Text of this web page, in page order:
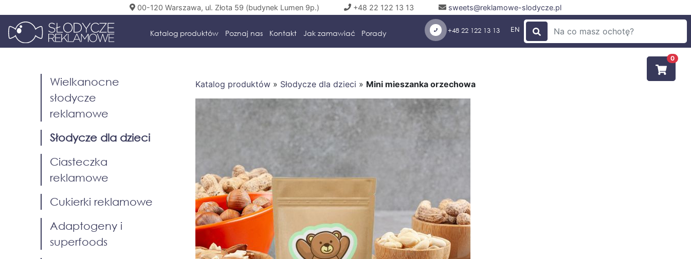
00-120 Warszawa, ul. Złota 59 (budynek Lumen 9p.) +48 22 122 13 13 sweets@reklamowe-slodycze.pl
Katalog produktów Poznaj nas Kontakt Jak zamawiać Porady +48 22 122 13 13 EN
Wielkanocne
słodycze
reklamowe
Słodycze dla dzieci
Ciasteczka
reklamowe
Cukierki reklamowe
Adaptogeny i
superfoods
Katalog produktów » Słodycze dla dzieci » Mini mieszanka orzechowa
0